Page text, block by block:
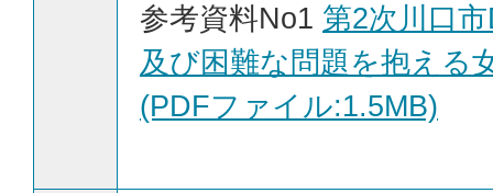
参考資料No1 第2次川口
及び困難な問題を抱える
(PDFファイル:1.5MB)